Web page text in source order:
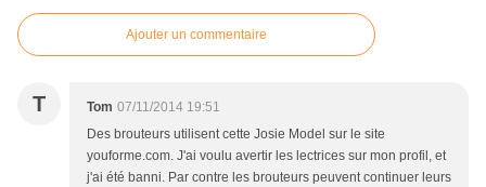
Ajouter un commentaire
T Tom 07/11/2014 19:51
Des brouteurs utilisent cette Josie Model sur le site
youforme.com. J'ai voulu avertir les lectrices sur mon profil, et
j'ai été banni. Par contre les brouteurs peuvent continuer leurs